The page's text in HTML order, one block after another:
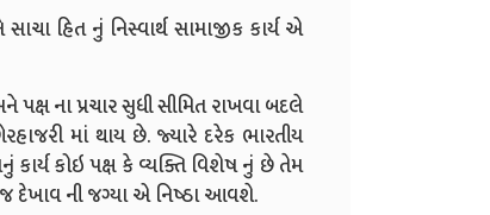
હિત નું નિસ્વાર્થ સામાજીક કાર્ય એ
ના પ્રચાર સુધી સીમિત રાખવા બદલે
માં થાય છે. જ્યારે દરેક ભારતીય
કાર્ય કોઇ પક્ષ કે વ્યક્તિ વિશેષ નું છે તેમ
દેખાવ ની જગ્યા એ નિષ્ઠા આવશે.